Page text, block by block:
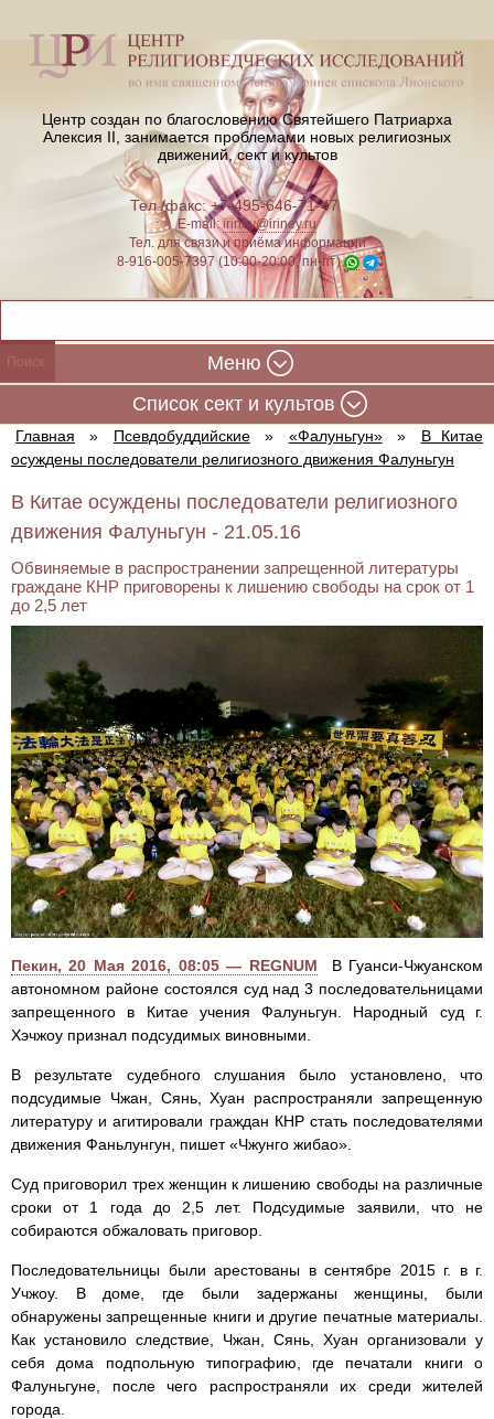
Центр создан по благословению Святейшего Патриарха
Алексия II, занимается проблемами новых религиозных
движений, сект и культов
Тел./факс: +7-495-646-71-47
E-mail:iriney@iriney.ru
Тел. для связи и приёма информации
8-916-005-7397 (10:00-20:00, пн-пт)
Меню
Cписок сект и культов
Главная » Псевдобуддийские » «Фалуньгун» »
В Китае
осуждены последователи религиозного движения Фалуньгун
В Китае осуждены последователи религиозного
движения Фалуньгун - 21.05.16
Обвиняемые в распространении запрещенной литературы
граждане КНР приговорены к лишению свободы на срок от 1
до 2,5 лет
Пекин, 20 Мая 2016, 08:05 — REGNUM В Гуанси-Чжуанском
автономном районе состоялся суд над 3 последовательницами
запрещенного в Китае учения Фалуньгун. Народный суд г.
Хэчжоу признал подсудимых виновными.
В результате судебного слушания было установлено, что
подсудимые Чжан, Сянь, Хуан распространяли запрещенную
литературу и агитировали граждан КНР стать последователями
движения Фаньлунгун, пишет «Чжунго жибао».
Суд приговорил трех женщин к лишению свободы на различные
сроки от 1 года до 2,5 лет. Подсудимые заявили, что не
собираются обжаловать приговор.
Последовательницы были арестованы в сентябре 2015 г. в г.
Учжоу. В доме, где были задержаны женщины, были
обнаружены запрещенные книги и другие печатные материалы.
Как установило следствие, Чжан, Сянь, Хуан организовали у
себя дома подпольную типографию, где печатали книги о
Фалуньгуне, после чего распространяли их среди жителей
города.